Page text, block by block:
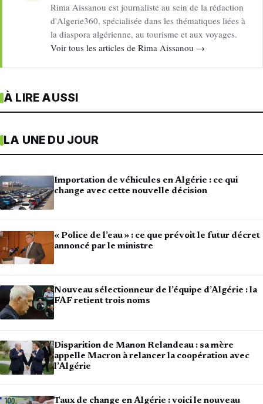
Rima Aissanou est journaliste au sein de la rédaction
d'Algerie360, spécialisée dans les thématiques liées à
la diaspora algérienne, au tourisme et aux voyages.
Voir tous les articles de Rima Aissanou →
À LIRE AUSSI
LA UNE DU JOUR
Importation de véhicules en Algérie : ce qui
change avec cette nouvelle décision
« Police de l’eau » : ce que prévoit le futur décret
annoncé par le ministre
Nouveau sélectionneur de l’équipe d’Algérie : la
FAF retient trois noms
Disparition de Manon Relandeau : sa mère
appelle Macron à relancer la coopération avec
l’Algérie
Taux de change en Algérie : voici le nouveau